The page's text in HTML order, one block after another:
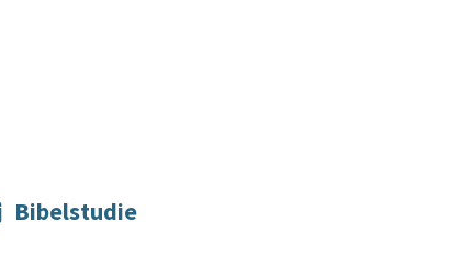
Bibelstudie